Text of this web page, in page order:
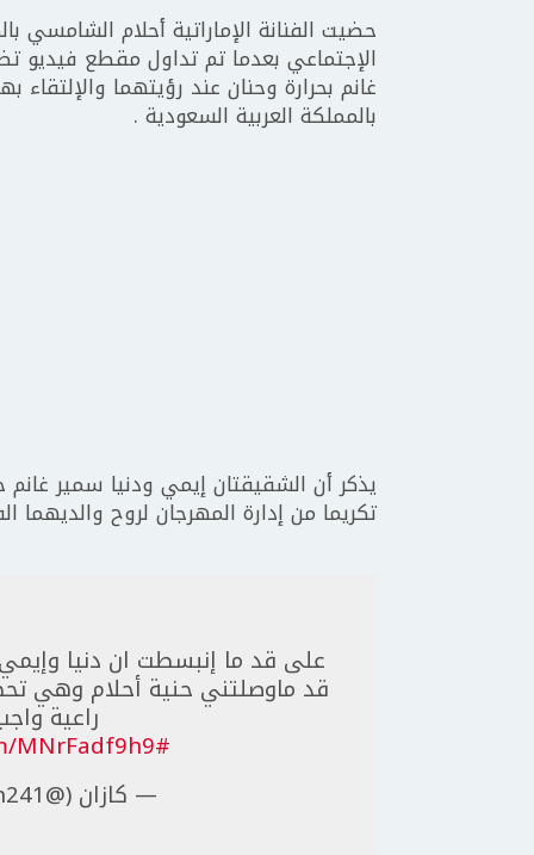
حضيت الفنانة الإماراتية أحلام الشامسي
الإجتماعي بعدما تم تداول مقطع
بالمملكة العربية السعودية .
يذكر أن الشقيقتان إيمي ودنيا سمير
تكريما من إدارة المهرجان لروح والديهما
على قد ما إنبسطت ان دنيا
قد ماوصلتني حنية أحلام وهي
راعية
#JoyAwards
MNrFadf9h9
— كازان (@Gazan241)